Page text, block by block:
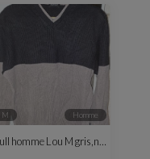
M homme
Pull homme L ou M gris,noir